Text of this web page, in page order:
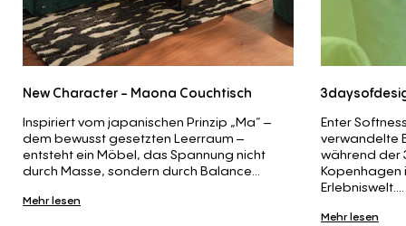
New Character - Maona Couchtisch
Inspiriert vom japanischen Prinzip „Ma“ –
dem bewusst gesetzten Leerraum –
entsteht ein Möbel, das Spannung nicht
durch Masse, sondern durch Balance...
Mehr lesen
Enter
verwandelte
während der
Kopenhagen
Erlebniswelt....
Mehr lesen